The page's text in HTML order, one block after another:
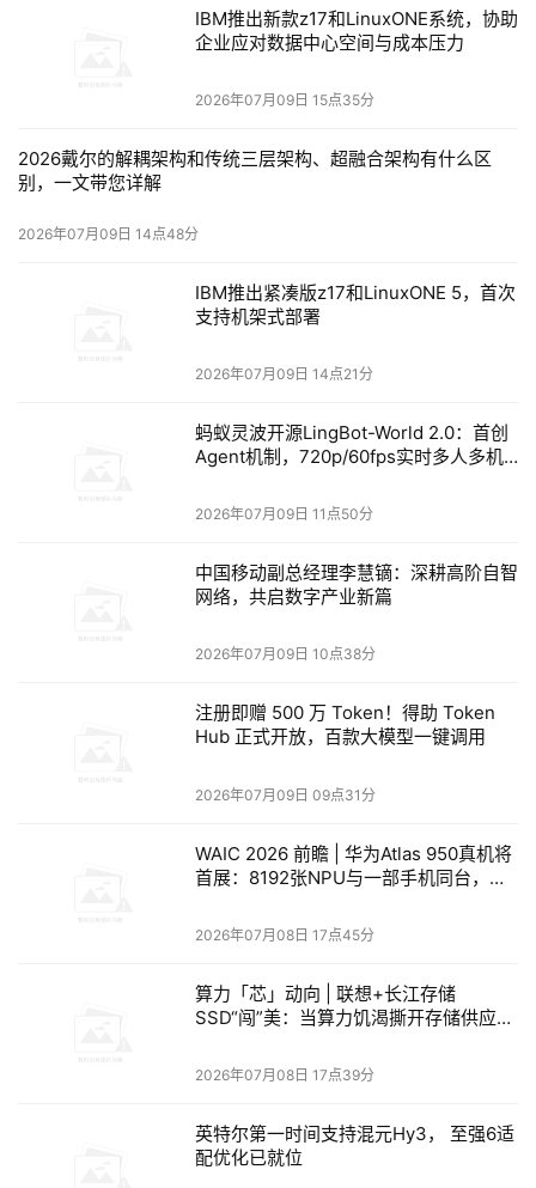
Terminal Bench 2.1上，它以83.3%与GPT-5.5 xhigh
上，它以62.0%排在Fable max的
66.1%和GPT-5.5 xhigh的64.31%之后；
显落后于Fable 5的70%和GPT-5.5 xhigh的67%；
80.4%和Opus 4.8 max的69.2%之后。
这种有赢有输的分布，恰恰是Grok 4.5最真实的画像。
xAI没有挑选最漂亮的数字做通稿，而是把全部五张图并列
独立评测机构Artificial Analysis给出的Intelligence Index
评分是54分，排名第四，落后于Fable 5的60分、Opus
IBM推出新款z17和LinuxONE系统，协助
企业应对数据中心空间与成本压力
2026年07月09日 15点35分
2026戴尔的解耦架构和传统三层架构、超融合架构有什么区
别，一文带您详解
2026年07月09日 14点48分
IBM推出紧凑版z17和LinuxONE 5，首次
支持机架式部署
2026年07月09日 14点21分
蚂蚁灵波开源LingBot-World 2.0：首创
Agent机制，720p/60fps实时多人多机
2026年07月09日 11点50分
中国移动副总经理李慧镝：深耕高阶自智
网络，共启数字产业新篇
2026年07月09日 10点38分
注册即赠 500 万 Token！得助 Token
Hub 正式开放，百款大模型一键调用
2026年07月09日 09点31分
WAIC 2026 前瞻 | 华为Atlas 950真机将
首展：8192张NPU与一部手机同台，算
2026年07月08日 17点45分
算力「芯」动向 | 联想+长江存储
SSD“闯”美：当算力饥渴撕开存储供应链
2026年07月08日 17点39分
英特尔第一时间支持混元Hy3， 至强6适
配优化已就位